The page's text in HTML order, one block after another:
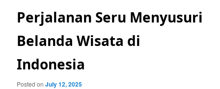
Perjalanan Seru Menyusuri
Belanda Wisata di
Indonesia
Posted onJuly 12, 2025